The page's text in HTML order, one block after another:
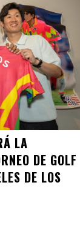
LA
DE GOLF
DE LOS